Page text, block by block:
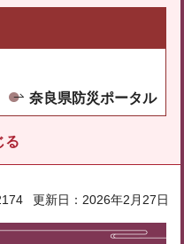
奈良県防災ポータル
る
更新日：2026年2月27日